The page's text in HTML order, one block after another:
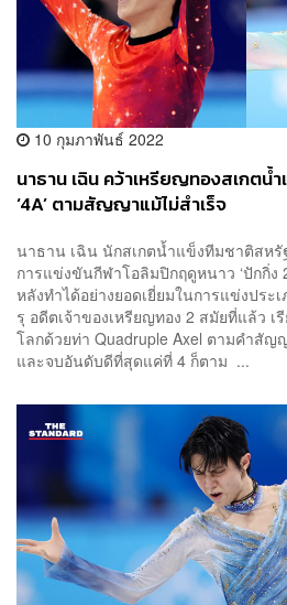
10 กุมภาพันธ์ 2022
นาธาน เฉิน คว้าเหรียญทองสเกตน้
‘4A’ ตามสัญญาแม้ไม่สำเร็จ
นาธาน เฉิน นักสเกตน้ำแข็งทีมชาติสหรั
การแข่งขันกีฬาโอลิมปิกฤดูหนาว ‘ปักกิ่ง
หลังทำได้อย่างยอดเยี่ยมในการแข่งปร
รุ อดีตเจ้าของเหรียญทอง 2 สมัยที่แล้ว เ
โลกด้วยท่า Quadruple Axel ตามคำสัญ
และจบอันดับดีที่สุดแค่ที่ 4 ก็ตาม ...